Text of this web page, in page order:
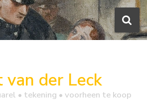
van der Leck
• tekening • voorheen te koop